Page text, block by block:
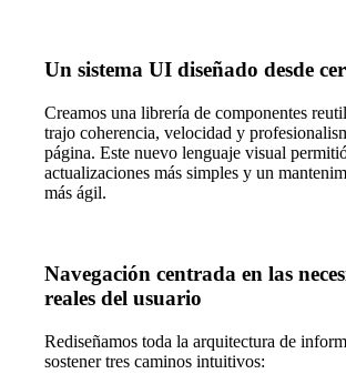
Un sistema UI diseñado desde
Creamos una librería de componentes
trajo coherencia, velocidad y
página. Este nuevo lenguaje visual
actualizaciones más simples y un
más ágil.
Navegación centrada en las
reales del usuario
Rediseñamos toda la arquitectura de
sostener tres caminos intuitivos: